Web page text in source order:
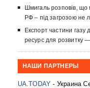
Шмигаль розповів,
РФ – під загрозою не
Експорт частини газу
ресурс для розвитку —
НАШИ ПАРТНЕРЫ
UA.TODAY - Украина